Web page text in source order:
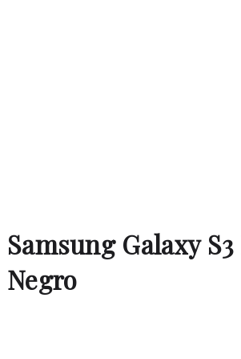
Samsung Galaxy
Negro